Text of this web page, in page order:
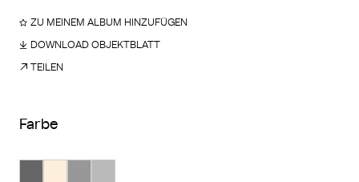
ZU MEINEM ALBUM HINZUFÜGEN
DOWNLOAD OBJEKTBLATT
TEILEN
Farbe